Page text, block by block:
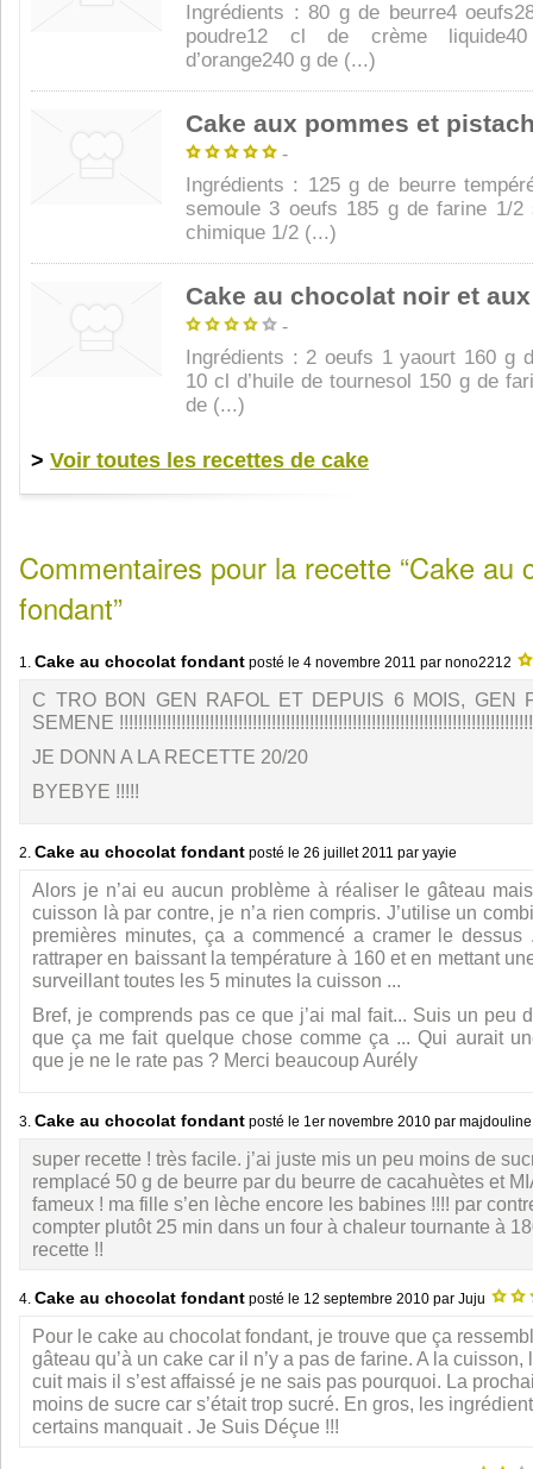
Ingrédients : 80 g de beurre4
poudre12 cl de crème
d’orange240 g de (...)
Cake aux pommes et
-
Ingrédients : 125 g de beurre
semoule 3 oeufs 185 g de farine 1/2
chimique 1/2 (...)
Cake au chocolat noir et
-
Ingrédients : 2 oeufs 1 yaourt 160 g
10 cl d’huile de tournesol 150 g de
de (...)
> Voir toutes les recettes de cake
Commentaires pour la recette “Cake au
fondant”
1. Cake au chocolat fondant posté le 4 novembre 2011 par nono2212
C TRO BON GEN RAFOL ET DEPUIS 6 MOIS, GEN
SEMENE
JE DONN A LA RECETTE 20/20
BYEBYE !!!!!
2. Cake au chocolat fondant posté le 26 juillet 2011 par yayie
Alors je n’ai eu aucun problème à réaliser le gâteau
cuisson là par contre, je n’a rien compris. J’utilise un
premières minutes, ça a commencé a cramer le dessus
rattraper en baissant la température à 160 et en mettant
surveillant toutes les 5 minutes la cuisson ...
Bref, je comprends pas ce que j’ai mal fait... Suis un peu
que ça me fait quelque chose comme ça ... Qui aurait
que je ne le rate pas ? Merci beaucoup Aurély
3. Cake au chocolat fondant posté le 1er novembre 2010 par
super recette ! très facile. j’ai juste mis un peu moins de
remplacé 50 g de beurre par du beurre de cacahuètes et
fameux ! ma fille s’en lèche encore les babines !!!! par
compter plutôt 25 min dans un four à chaleur tournante à
recette !!
4. Cake au chocolat fondant posté le 12 septembre 2010 par Juju
Pour le cake au chocolat fondant, je trouve que ça
gâteau qu’à un cake car il n’y a pas de farine. A la
cuit mais il s’est affaissé je ne sais pas pourquoi. La
moins de sucre car s’était trop sucré. En gros, les
certains manquait . Je Suis Déçue !!!